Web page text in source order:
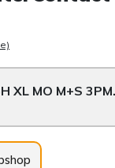
235/